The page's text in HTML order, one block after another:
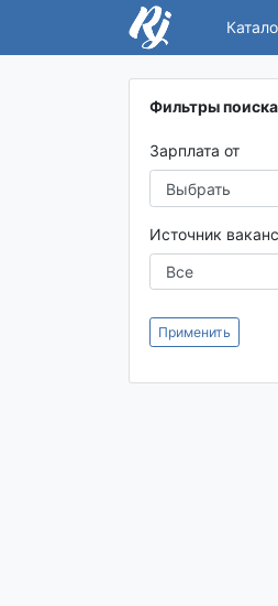
Фильтры поиска
Зарплата от
Источник
Применить